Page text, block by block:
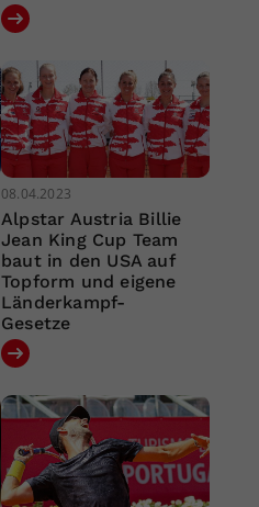
08.04.2023
Alpstar Austria Billie
Jean King Cup Team
baut in den USA auf
Topform und eigene
Länderkampf-
Gesetze